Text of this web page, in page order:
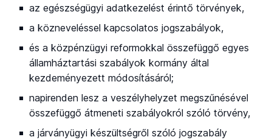
az egészségügyi adatkezelést érintő törvények,
a közneveléssel kapcsolatos jogszabályok,
és a közpénzügyi reformokkal összefüggő egyes
államháztartási szabályok kormány által
kezdeményezett módosításáról;
napirenden lesz a veszélyhelyzet megszűnésével
összefüggő átmeneti szabályokról szóló törvény,
a járványügyi készültségről szóló jogszabály